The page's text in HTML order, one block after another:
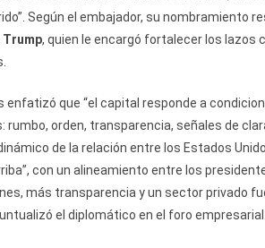
Según el embajador, su nombramiento
Trump, quien le encargó fortalecer los
que “el capital responde a
rumbo, orden, transparencia, señales de
de la relación entre los Estados
con un alineamiento entre los
más transparencia y un sector privado
el diplomático en el foro empresarial.